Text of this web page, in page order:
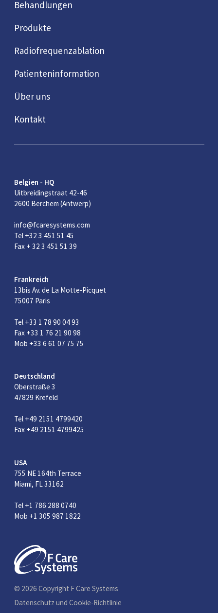
Behandlungen
Produkte
Radiofrequenzablation
Patienteninformation
Über uns
Kontakt
Belgien - HQ
Uitbreidingstraat 42-46
2600 Berchem (Antwerp)
info@fcaresystems.com
Tel +32 3 451 51 45
Fax + 32 3 451 51 39
Frankreich
13bis Av. de La Motte-Picquet
75007 Paris
Tel +33 1 78 90 04 93
Fax +33 1 76 21 90 98
Mob +33 6 61 07 75 75
Deutschland
Oberstraße 3
47829 Krefeld
Tel +49 2151 4799420
Fax +49 2151 4799425
USA
755 NE 164th Terrace
Miami, FL 33162
Tel +1 786 288 0740
Mob +1 305 987 1822
© 2026 Copyright F Care Systems
Datenschutz und Cookie-Richtlinie